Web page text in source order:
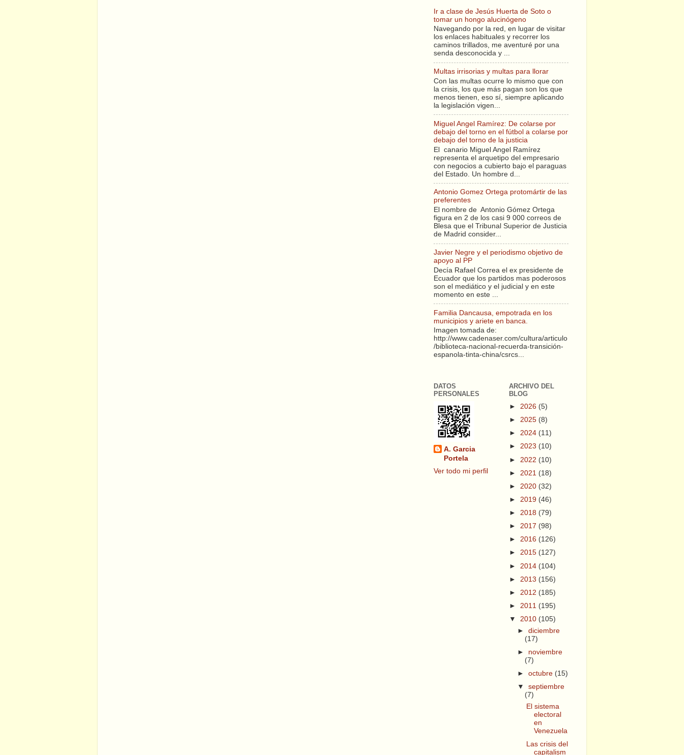
Ir a clase de Jesús Huerta de Soto o
tomar un hongo alucinógeno
Navegando por la red, en lugar de visitar
los enlaces habituales y recorrer los
caminos trillados, me aventuré por una
senda desconocida y ...
Multas irrisorias y multas para llorar
Con las multas ocurre lo mismo que con
la crisis, los que más pagan son los que
menos tienen, eso sí, siempre aplicando
la legislación vigen...
Miguel Angel Ramírez: De colarse por
debajo del torno en el fútbol a colarse por
debajo del torno de la justicia
El canario Miguel Angel Ramírez
representa el arquetipo del empresario
con negocios a cubierto bajo el paraguas
del Estado. Un hombre d...
Antonio Gomez Ortega protomártir de las
preferentes
El nombre de Antonio Gómez Ortega
figura en 2 de los casi 9 000 correos de
Blesa que el Tribunal Superior de Justicia
de Madrid consider...
Javier Negre y el periodismo objetivo de
apoyo al PP
Decía Rafael Correa el ex presidente de
Ecuador que los partidos mas poderosos
son el mediático y el judicial y en este
momento en este ...
Familia Dancausa, empotrada en los
municipios y ariete en banca.
Imagen tomada de:
http://www.cadenaser.com/cultura/articulo
/biblioteca-nacional-recuerda-transición-
espanola-tinta-china/csrcs...
DATOS
PERSONALES
A. Garcia
Portela
Ver todo mi perfil
ARCHIVO DEL
BLOG
► 2026 (5)
► 2025 (8)
► 2024 (11)
► 2023 (10)
► 2022 (10)
► 2021 (18)
► 2020 (32)
► 2019 (46)
► 2018 (79)
► 2017 (98)
► 2016 (126)
► 2015 (127)
► 2014 (104)
► 2013 (156)
► 2012 (185)
► 2011 (195)
▼ 2010 (105)
►diciembre
(17)
► noviembre
(7)
►octubre (15)
▼septiembre
(7)
El sistema
electoral
en
Venezuela
Las crisis del
capitalism